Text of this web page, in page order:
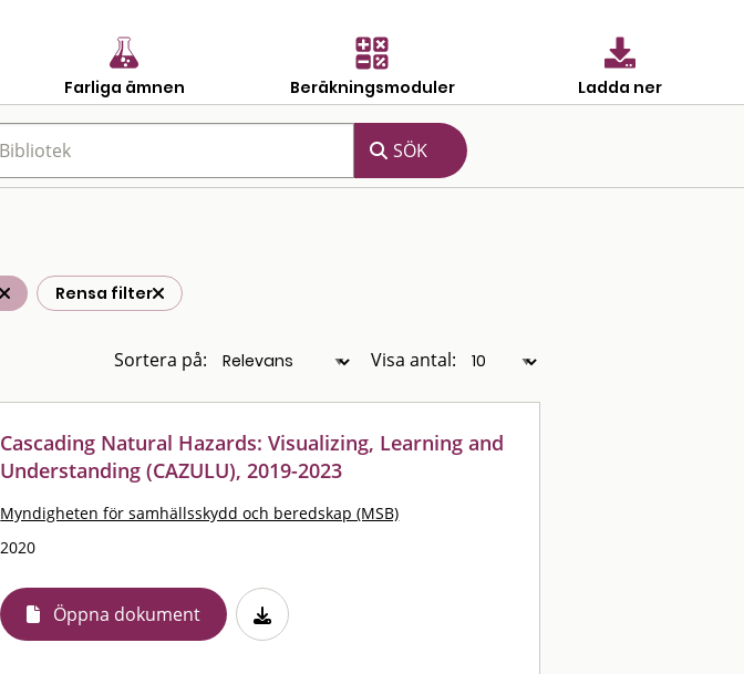
Farliga ämnen Beräkningsmoduler Ladda ner
Rensa filter
Sortera på: Visa antal:
Cascading Natural Hazards: Visualizing, Learning and
Understanding (CAZULU), 2019-2023
Myndigheten för samhällsskydd och beredskap (MSB)
2020
Öppna dokument